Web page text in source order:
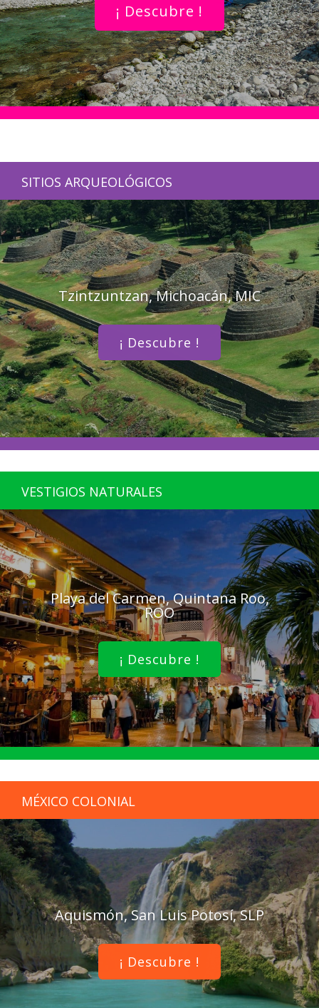
¡ Descubre !
SITIOS ARQUEOLÓGICOS
Tzintzuntzan, Michoacán, MIC
¡ Descubre !
VESTIGIOS NATURALES
Playa del Carmen, Quintana Roo,
ROO
¡ Descubre !
MÉXICO COLONIAL
Aquismón, San Luis Potosí, SLP
¡ Descubre !